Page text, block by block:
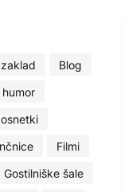
Blog
humor
Filmi
Gostilniške šale